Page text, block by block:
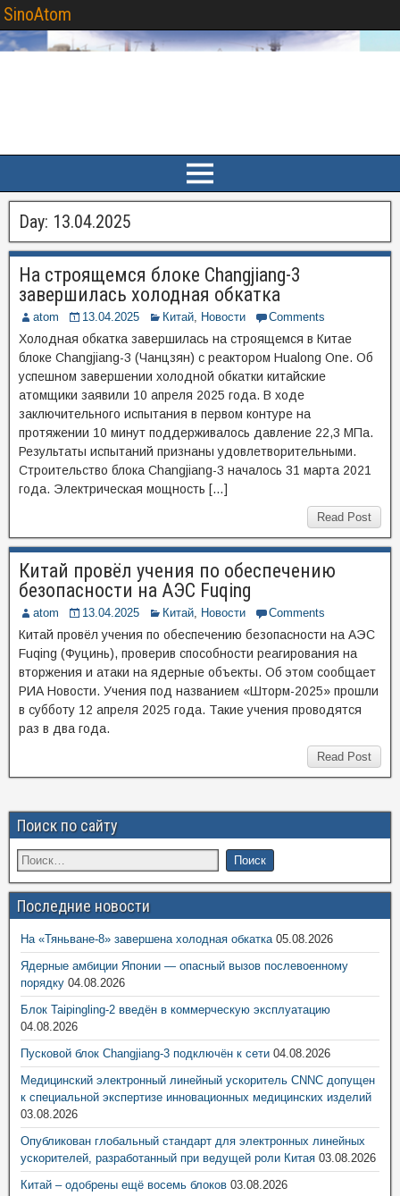
SinoAtom
Day: 13.04.2025
На строящемся блоке Changjiang-3
завершилась холодная обкатка
atom 13.04.2025 Китай, Новости Comments
Холодная обкатка завершилась на строящемся в Китае
блоке Changjiang-3 (Чанцзян) с реактором Hualong One. Об
успешном завершении холодной обкатки китайские
атомщики заявили 10 апреля 2025 года. В ходе
заключительного испытания в первом контуре на
протяжении 10 минут поддерживалось давление 22,3 МПа.
Результаты испытаний признаны удовлетворительными.
Строительство блока Changjiang-3 началось 31 марта 2021
года. Электрическая мощность […]
Read Post
Китай провёл учения по обеспечению
безопасности на АЭС Fuqing
atom 13.04.2025 Китай, Новости Comments
Китай провёл учения по обеспечению безопасности на АЭС
Fuqing (Фуцинь), проверив способности реагирования на
вторжения и атаки на ядерные объекты. Об этом сообщает
РИА Новости. Учения под названием «Шторм-2025» прошли
в субботу 12 апреля 2025 года. Такие учения проводятся
раз в два года.
Read Post
Поиск по сайту
Последние новости
На «Тяньване-8» завершена холодная обкатка 05.08.2026
Ядерные амбиции Японии — опасный вызов послевоенному
порядку 04.08.2026
Блок Taipingling-2 введён в коммерческую эксплуатацию
04.08.2026
Пусковой блок Changjiang-3 подключён к сети 04.08.2026
Медицинский электронный линейный ускоритель CNNC допущен
к специальной экспертизе инновационных медицинских изделий
03.08.2026
Опубликован глобальный стандарт для электронных линейных
ускорителей, разработанный при ведущей роли Китая 03.08.2026
Китай – одобрены ещё восемь блоков 03.08.2026